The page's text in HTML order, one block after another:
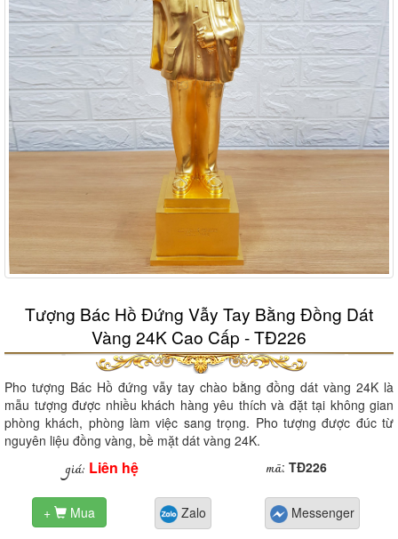
Tượng Bác Hồ Đứng Vẫy Tay Bằng Đồng Dát
Vàng 24K Cao Cấp - TĐ226
Pho tượng Bác Hồ đứng vẫy tay chào bằng đồng dát vàng 24K là
mẫu tượng được nhiều khách hàng yêu thích và đặt tại không gian
phòng khách, phòng làm việc sang trọng. Pho tượng được đúc từ
nguyên liệu đồng vàng, bề mặt dát vàng 24K.
giá: Liên hệ mã: TĐ226
+ Mua Zalo Messenger